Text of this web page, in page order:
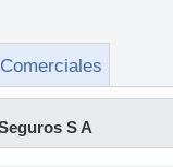
S A